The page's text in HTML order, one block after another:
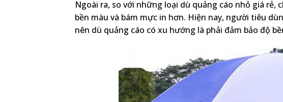
Ngoài ra, so với những loại dù quảng cáo nhỏ giá
bền màu và bám mực in hơn. Hiện nay, người tiêu
nên dù quảng cáo có xu hướng là phải đảm bảo độ